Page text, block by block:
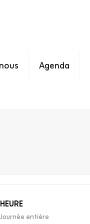
Agenda
HEURE
Journée entière